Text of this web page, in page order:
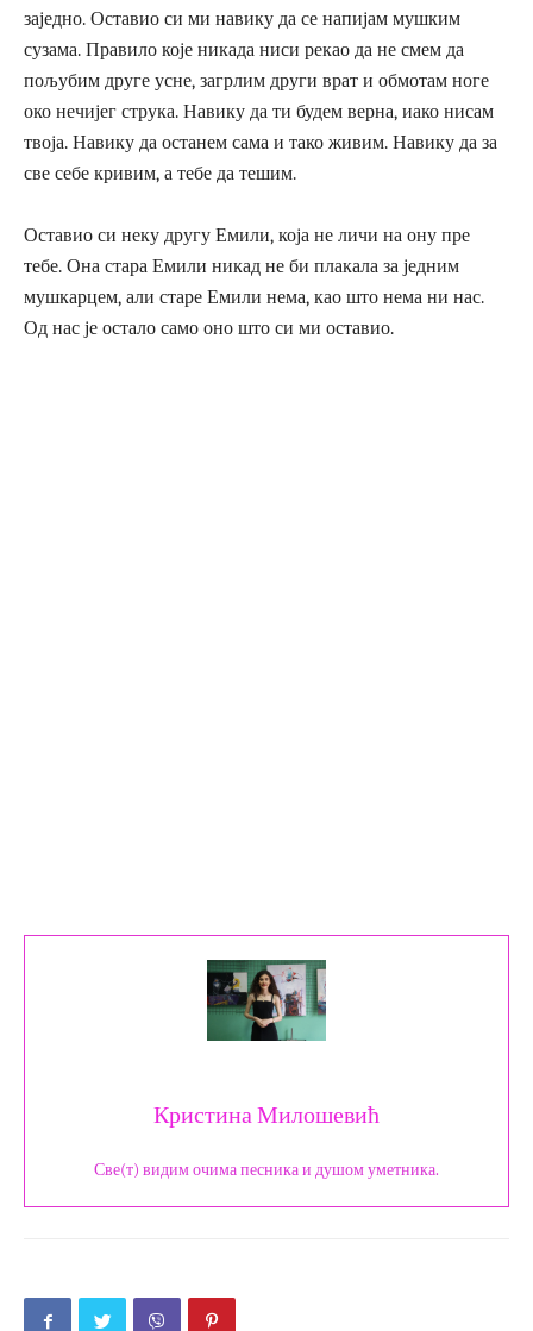
заједно. Оставио си ми навику да се напијам мушким
сузама. Правило које никада ниси рекао да не смем да
пољубим друге усне, загрлим други врат и обмотам ноге
око нечијег струка. Навику да ти будем верна, иако нисам
твоја. Навику да останем сама и тако живим. Навику да за
све себе кривим, а тебе да тешим.
Оставио си неку другу Емили, која не личи на ону пре
тебе. Она стара Емили никад не би плакала за једним
мушкарцем, али старе Емили нема, као што нема ни нас.
Од нас је остало само оно што си ми оставио.
Кристина Милошевић
Све(т) видим очима песника и душом уметника.